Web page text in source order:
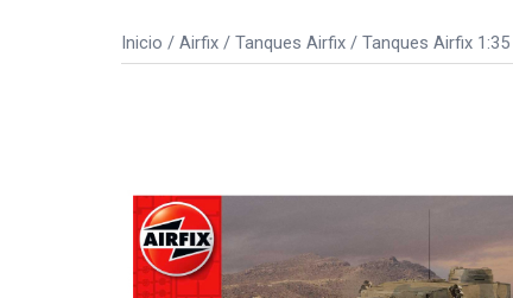
Inicio / Airfix / Tanques Airfix / Tanques Airfix 1:35